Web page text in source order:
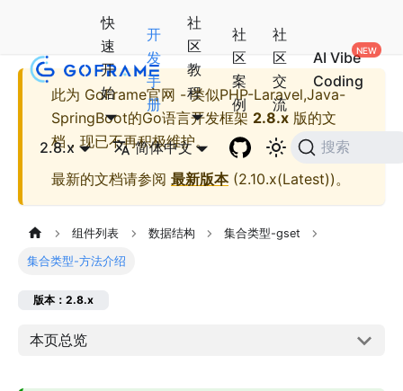
快
速
开
始
开
发
手
册
社
区
教
程
社
区
案
例
社
区
交
流
AI Vibe
Coding
2.8.x 简体中文 搜索
此为 GoFrame官网 - 类似PHP-Laravel,Java-
SpringBoot的Go语言开发框架 2.8.x 版的文
档，现已不再积极维护。
最新的文档请参阅 最新版本(2.10.x(Latest))。
组件列表 数据结构 集合类型-gset
集合类型-方法介绍
版本：2.8.x
本页总览